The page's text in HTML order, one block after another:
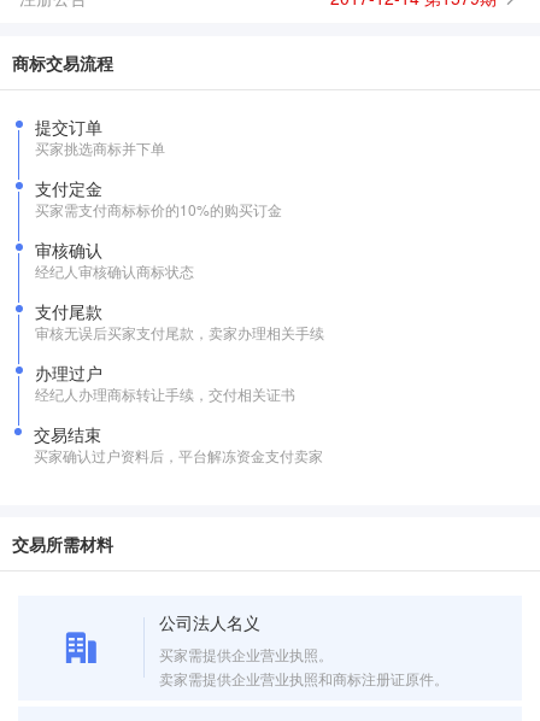
商标交易流程
提交订单
买家挑选商标并下单
支付定金
买家需支付商标标价的10%的购买订金
审核确认
经纪人审核确认商标状态
支付尾款
审核无误后买家支付尾款，卖家办理相关手续
办理过户
经纪人办理商标转让手续，交付相关证书
交易结束
买家确认过户资料后，平台解冻资金支付卖家
交易所需材料
公司法人名义
买家需提供企业营业执照。
卖家需提供企业营业执照和商标注册证原件。